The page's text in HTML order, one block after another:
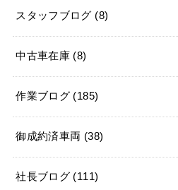
スタッフブログ (8)
中古車在庫 (8)
作業ブログ (185)
御成約済車両 (38)
社長ブログ (111)